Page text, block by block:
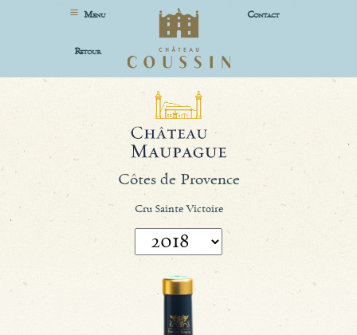
MENU CONTACT
RETOUR
Côtes de Provence
Cru Sainte Victoire